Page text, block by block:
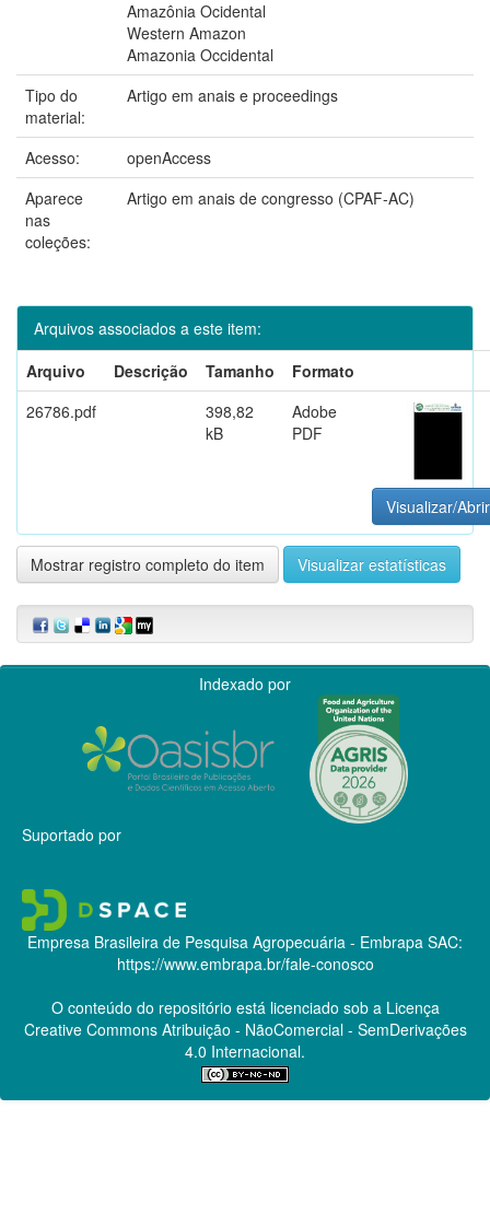
Amazônia Ocidental
Western Amazon
Amazonia Occidental
Tipo do
material:
Artigo em anais e proceedings
Acesso:
openAccess
Aparece
nas
coleções:
Artigo em anais de congresso (CPAF-AC)
Arquivos associados a este item:
Arquivo
Descrição Tamanho
Formato
26786.pdf
398,82
kB
Adobe
PDF
Visualizar/Abrir
Mostrar registro completo do item Visualizar estatísticas
Indexado por
Suportado por
Empresa Brasileira de Pesquisa Agropecuária - Embrapa SAC:
https://www.embrapa.br/fale-conosco
O conteúdo do repositório está licenciado sob a Licença
Creative CommonsAtribuição - NãoComercial - SemDerivações
4.0 Internacional.